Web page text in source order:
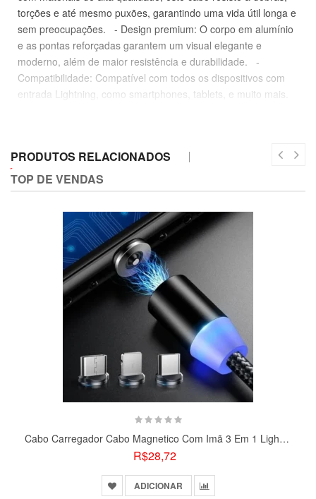
torções e até mesmo puxões, garantindo uma vida útil longa e
sem preocupações. - Design premium: O corpo em alumínio
e as pontas reforçadas garantem um visual elegante e
moderno, além de maior resistência e durabilidade. -
Compatibilidade: Compatível com todos os dispositivos com
entrada Lightning, como smartphones, tablets, e muito mais.
Técnicas: - Modelo: Cabo Carregador CB72-2 - Material:
Alumínio, Plástico Resistente, Componentes Elétricos -
Cabo Carregador
PRODUTOS RELACIONADOS
TOP DE VENDAS
Cabo Carregador Cabo Magnetico Com Imã 3 Em 1 Lightning Led
R$28,72
ADICIONAR